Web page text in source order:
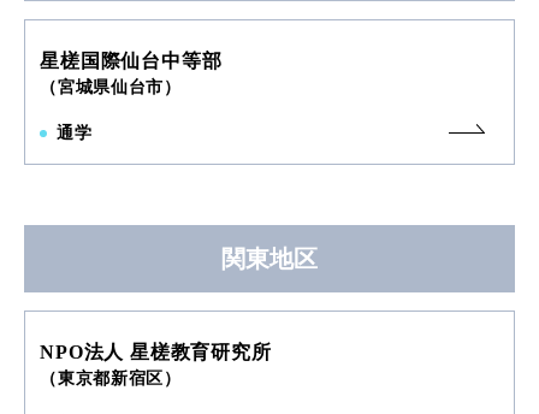
星槎国際仙台中等部
（宮城県仙台市）
通学
関東地区
NPO法人 星槎教育研究所
（東京都新宿区）